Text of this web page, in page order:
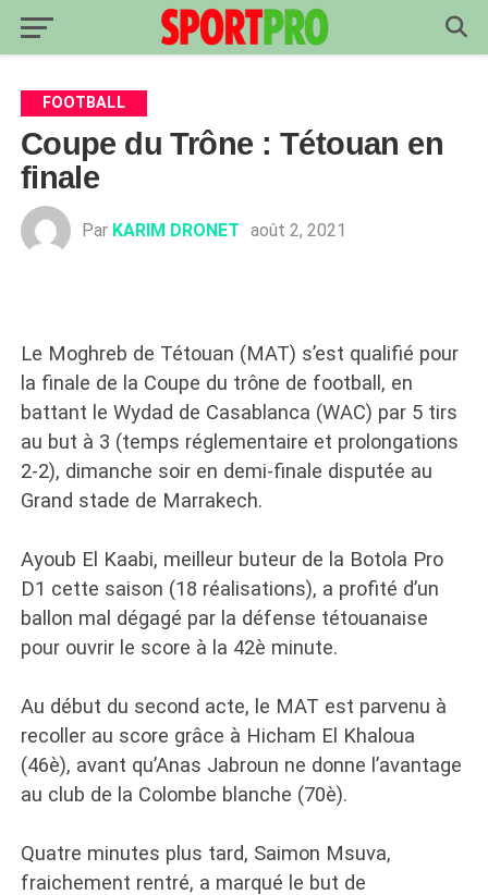
FOOTBALL
Coupe du Trône : Tétouan en
finale
Par KARIM DRONET août 2, 2021
Le Moghreb de Tétouan (MAT) s’est qualifié pour
la finale de la Coupe du trône de football, en
battant le Wydad de Casablanca (WAC) par 5 tirs
au but à 3 (temps réglementaire et prolongations
2-2), dimanche soir en demi-finale disputée au
Grand stade de Marrakech.
Ayoub El Kaabi, meilleur buteur de la Botola Pro
D1 cette saison (18 réalisations), a profité d’un
ballon mal dégagé par la défense tétouanaise
pour ouvrir le score à la 42è minute.
Au début du second acte, le MAT est parvenu à
recoller au score grâce à Hicham El Khaloua
(46è), avant qu’Anas Jabroun ne donne l’avantage
au club de la Colombe blanche (70è).
Quatre minutes plus tard, Saimon Msuva,
fraichement rentré, a marqué le but de